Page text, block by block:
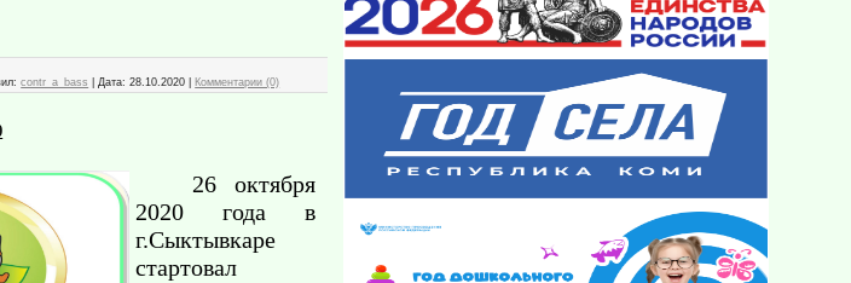
contr_a_bass |Дата: 28.10.2020 Комментарии (0)
26 октября
2020 года в
г.Сыктывкаре
стартовал